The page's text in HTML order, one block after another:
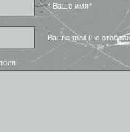
* Ваше имя*
Ваш e-mail (не